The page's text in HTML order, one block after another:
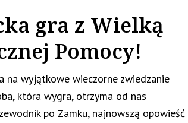
gra z Wielką
Pomocy!
na wyjątkowe wieczorne zwiedzanie
która wygra, otrzyma od nas
po Zamku, najnowszą opowieść